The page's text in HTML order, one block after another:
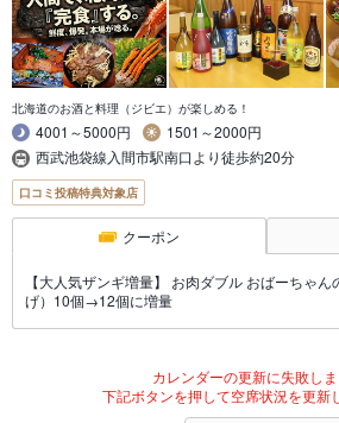
北海道のお酒と料理（ジビエ）が楽しめる！
4001～5000円
1501～2000円
西武池袋線入間市駅南口より徒歩約20分
口コミ投稿特典対象店
クーポン
【大人気ザンギ増量】 お肉ダブル おばーちゃ
げ）10個→12個に増量
カレンダーの更新に失敗しま
下記ボタンを押して空席状況を更新